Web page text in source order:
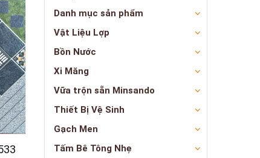
Danh mục sản phẩm
Vật Liệu Lợp
Bồn Nước
Xi Măng
Vữa trộn sẵn Minsando
Thiết Bị Vệ Sinh
Gạch Men
Tấm Bê Tông Nhẹ